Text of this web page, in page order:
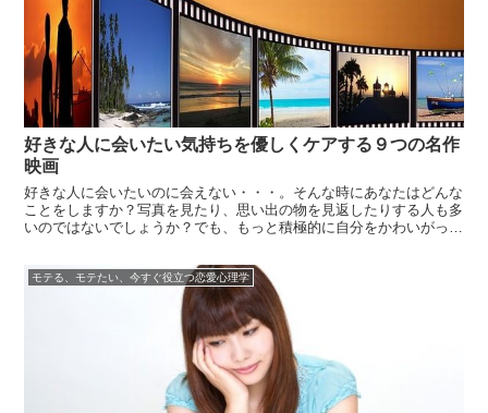
好きな人に会いたい気持ちを優しくケアする９つの名作
映画
好きな人に会いたいのに会えない・・・。そんな時にあなたはどんな
ことをしますか？写真を見たり、思い出の物を見返したりする人も多
いのではないでしょうか？でも、もっと積極的に自分をかわいがって
がとっても楽になります。そうは言っても実際には会えないのですか
らやっぱり...
モテる、モテたい、今すぐ役立つ恋愛心理学